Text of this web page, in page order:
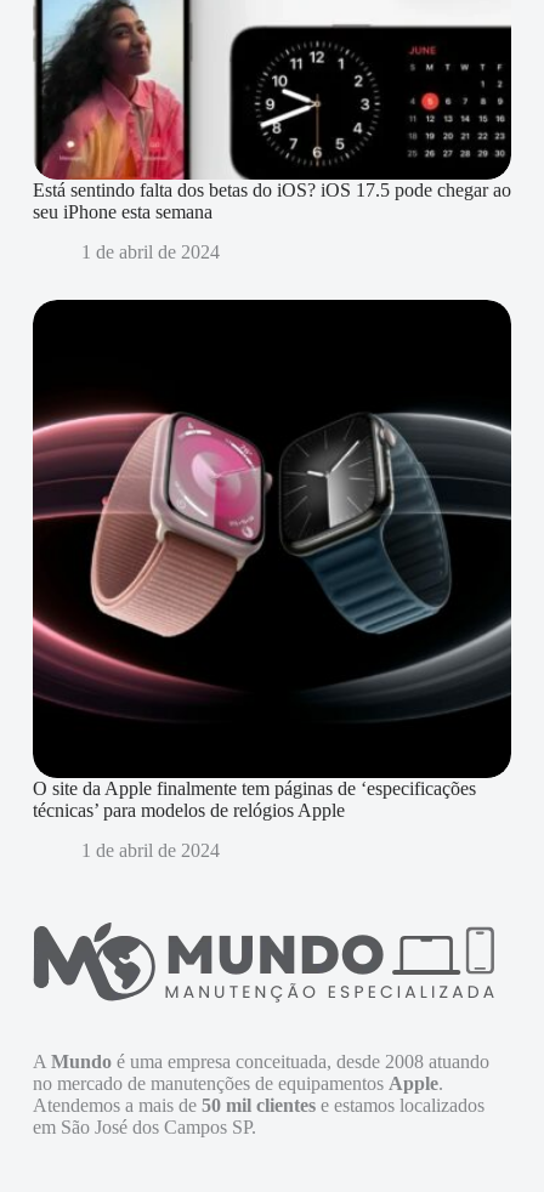
Está sentindo falta dos betas do iOS? iOS 17.5 pode chegar ao
seu iPhone esta semana
1 de abril de 2024
O site da Apple finalmente tem páginas de ‘especificações
técnicas’ para modelos de relógios Apple
1 de abril de 2024
A Mundoé uma empresa conceituada, desde 2008 atuando
no mercado de manutenções de equipamentos Apple.
Atendemos a mais de 50 mil clientese estamos localizados
em São José dos Campos SP.